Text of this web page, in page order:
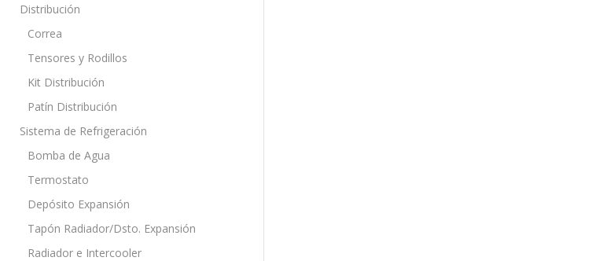
Distribución
Correa
Tensores y Rodillos
Kit Distribución
Patín Distribución
Sistema de Refrigeración
Bomba de Agua
Termostato
Depósito Expansión
Tapón Radiador/Dsto. Expansión
Radiador e Intercooler